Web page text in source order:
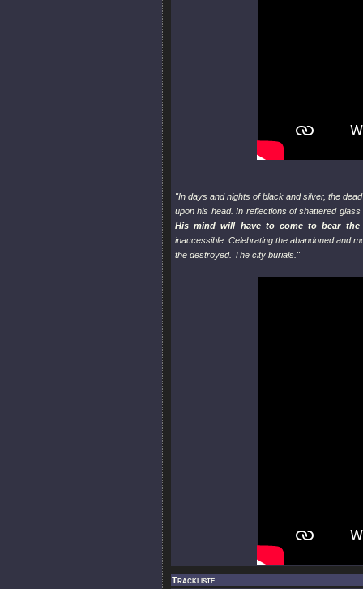
"In days and nights of black and silver, the
upon his head. In reflections of shattered
His mind will have to come to bear
inaccessible. Celebrating the abandoned and
the destroyed. The city burials."
Trackliste